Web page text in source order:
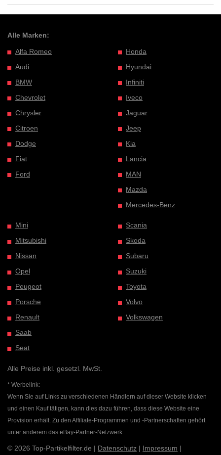
Alle Marken:
Alfa Romeo
Audi
BMW
Chevrolet
Chrysler
Citroen
Dodge
Fiat
Ford
Honda
Hyundai
Infiniti
Iveco
Jaguar
Jeep
Kia
Lancia
MAN
Mazda
Mercedes-Benz
Mini
Mitsubishi
Nissan
Opel
Peugeot
Porsche
Renault
Saab
Seat
Scania
Skoda
Subaru
Suzuki
Toyota
Volvo
Volkswagen
Alle Preise inkl. gesetzl. MwSt.
* Werbelink:
Wenn Sie auf Links zu verschiedenen Händlern auf dieser Website klicken
und einen Kauf tätigen, kann dies dazu führen, dass diese Website eine
Provision erhält. Zu den Affiliate-Programmen und -Partnerschaften gehört
unter anderem das eBay-Partner-Netzwerk.
© 2026 Top-Partikelfilter.de | Datenschutz | Impressum |